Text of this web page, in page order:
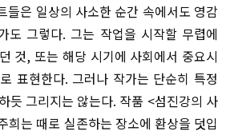
들은 일상의 사소한 순간 속에서도 영감
도 그렇다. 그는 작업을 시작할 무렵에
것, 또는 해당 시기에 사회에서 중요시
표현한다. 그러나 작가는 단순히 특정
듯 그리지는 않는다. 작품 <섬진강의 사
희는 때로 실존하는 장소에 환상을 덧입